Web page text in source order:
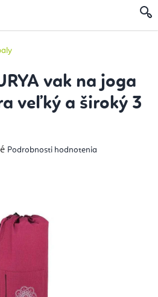
vak na joga
veľký a široký 3
Podrobnosti hodnotenia